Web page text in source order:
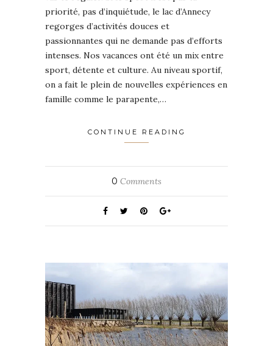
priorité, pas d’inquiétude, le lac d’Annecy
regorges d’activités douces et
passionnantes qui ne demande pas d’efforts
intenses. Nos vacances ont été un mix entre
sport, détente et culture. Au niveau sportif,
on a fait le plein de nouvelles expériences en
famille comme le parapente,…
CONTINUE READING
0 Comments